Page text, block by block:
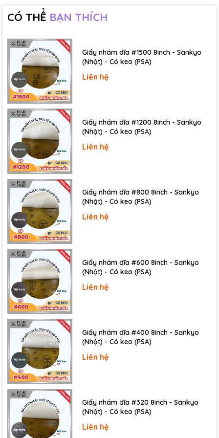
Điện trở bề mặt:
Lớp bề mặt: 10^7 ~ 10^9 ohm
Lớp nền: 10^11 ~ 10^12 ohm
Độ dày:50 µm (25 µm lớp PET và 25 µm lớp keo
acrylic chống tĩnh điện)
Kích thước:
Cuộn thông thường: 1/2", 1", 3/4", 2"×50 m/cuộn
Cuộn lớn (Jumbo roll): 1200 mm×50 m
Đóng gói:
100 cuộn/thùng (25 mm×50 m)
50 cuộn/thùng (50 mm×50 m)
Cấu trúc:
Metalized PET (Polyethylene Terephthalate) với lớp
phủ kim loại (25 µm)
Xử lý chống tĩnh điện
Keo acrylic chống tĩnh điện (25 µm)
Ứng dụng:
CÓ THỂ BẠN THÍCH
Giấy nhám dĩa #1500 8inch - Sankyo
(Nhật) - Có keo (PSA)
Liên hệ
Giấy nhám dĩa #1200 8inch - Sankyo
(Nhật) - Có keo (PSA)
Liên hệ
Giấy nhám dĩa #800 8inch - Sankyo
(Nhật) - Có keo (PSA)
Liên hệ
Giấy nhám dĩa #600 8inch - Sankyo
(Nhật) - Có keo (PSA)
Liên hệ
Giấy nhám dĩa #400 8inch - Sankyo
(Nhật) - Có keo (PSA)
Liên hệ
Giấy nhám dĩa #320 8inch - Sankyo
(Nhật) - Có keo (PSA)
Liên hệ